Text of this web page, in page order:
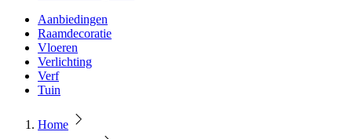
Aanbiedingen
Raamdecoratie
Vloeren
Verlichting
Verf
Tuin
Home